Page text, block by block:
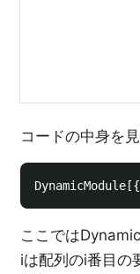
コードの中身を
ここでは
iは配列のi番目の